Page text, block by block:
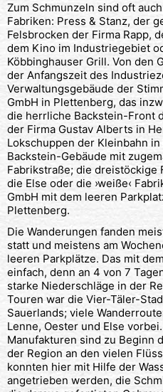
Zum Schmunzeln sind oft
Fabriken: Press & Stanz, der
Felsbrocken der Firma Rapp,
dem Kino im Industriegebiet
Köbbinghauser Grill. Von den
der Anfangszeit des
Verwaltungsgebäude der
GmbH in Plettenberg, das
die herrliche Backstein-Front
der Firma Gustav Alberts in
Lokschuppen der Kleinbahn
Backstein-Gebäude mit
Fabrikstraße; die dreistöckige
die Else oder die ›weiße‹
GmbH mit dem leeren
Plettenberg.
Die Wanderungen fanden
statt und meistens am
leeren Parkplätze. Das mit
einfach, denn an 4 von 7
starke Niederschläge in der
Touren war die Vier-Täler-
Sauerlands; viele
Lenne, Oester und Else
Manufakturen sind zu Beginn
der Region an den vielen
konnten hier mit Hilfe der
angetrieben werden, die